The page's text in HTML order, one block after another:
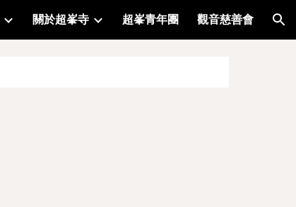
關於超峯寺 超峯青年團 觀音慈善會